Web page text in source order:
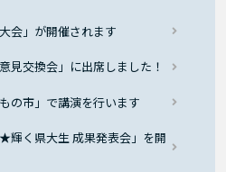
会」が開催されます
見交換会」に出席しました！
の市」で講演を行います
輝く県大生 成果発表会」を開